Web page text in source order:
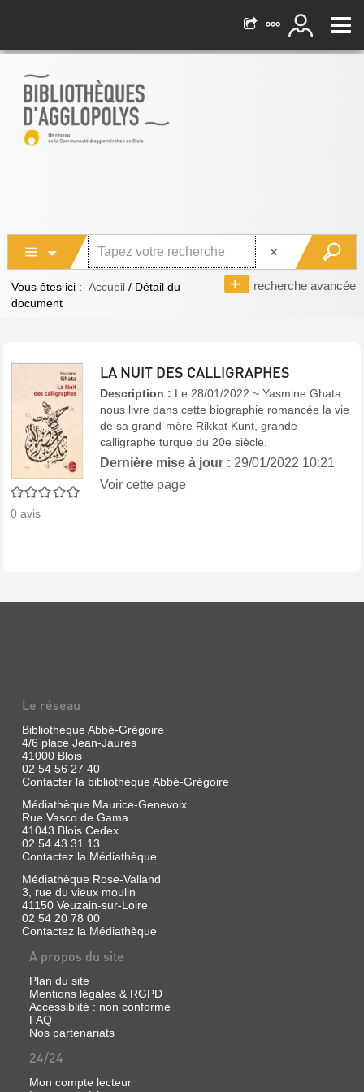
recherche avancée
Vous êtes ici : Accueil / Détail du
document
0/5
0 avis
LA NUIT DES CALLIGRAPHES
Description : Le 28/01/2022 ~ Yasmine Ghata
nous livre dans cette biographie romancée la vie
de sa grand-mère Rikkat Kunt, grande
calligraphe turque du 20e siècle.
Dernière mise à jour : 29/01/2022 10:21
Voir cette page
Le réseau
Bibliothèque Abbé-Grégoire
4/6 place Jean-Jaurès
41000 Blois
02 54 56 27 40
Contacter la bibliothèque Abbé-Grégoire
Médiathèque Maurice-Genevoix
Rue Vasco de Gama
41043 Blois Cedex
02 54 43 31 13
Contactez la Médiathèque
Médiathèque Rose-Valland
3, rue du vieux moulin
41150 Veuzain-sur-Loire
02 54 20 78 00
Contactez la Médiathèque
A propos du site
Plan du site
Mentions légales & RGPD
Accessiblité : non conforme
FAQ
Nos partenariats
24/24
Mon compte lecteur